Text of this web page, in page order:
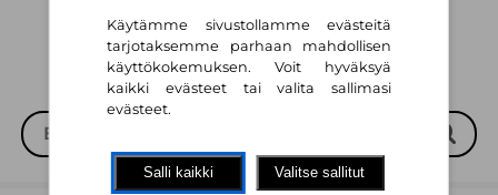
Käytämme sivustollamme evästeitä
tarjotaksemme parhaan mahdollisen
käyttökokemuksen. Voit hyväksyä
kaikki evästeet tai valita sallimasi
evästeet.
Salli kaikki Valitse sallitut